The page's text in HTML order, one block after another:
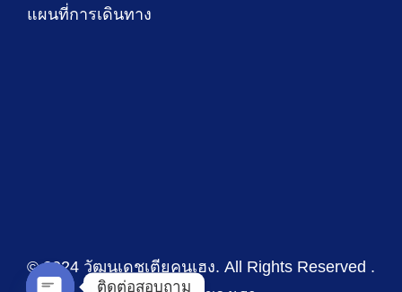
แผนที่การเดินทาง
© 2024 วัฒนเดชเตียคุนเฮง. All Rights Reserved .
ติดต่อสอบถาม